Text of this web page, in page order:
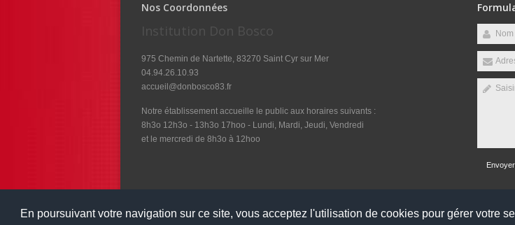
En poursuivant votre navigation sur ce site, vous acceptez l'utilisation de cookies pour gérer votre
Nos Coordonnées
Institution Don Bosco
975 Chemin de Nartette, 83270 Saint Cyr sur Mer
04.94.26.10.93
accueil@donbosco83.fr
Notre établissement accueille le public aux horaires suivants :
8h3o 12h3o - 13h3o 17hoo - Lundi, Mardi, Jeudi, Vendredi
et le mercredi de 8h3o à 12hoo
Envoyer